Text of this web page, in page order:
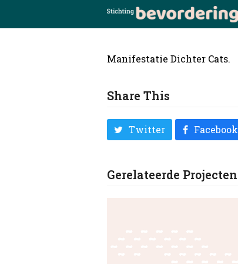
Manifestatie Dichter Cats.
Share This
Twitter Facebook
Gerelateerde Projecten